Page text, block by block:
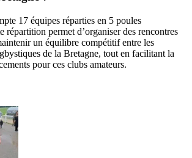
17 équipes réparties en 5 poules
répartition permet d’organiser des rencontres
un équilibre compétitif entre les
de la Bretagne, tout en facilitant la
pour ces clubs amateurs.